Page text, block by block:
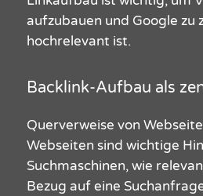
aufzubauen und Google zu
hochrelevant ist.
Backlink-Aufbau als
Querverweise von
Webseiten sind wichtige
Suchmaschinen, wie
Bezug auf eine